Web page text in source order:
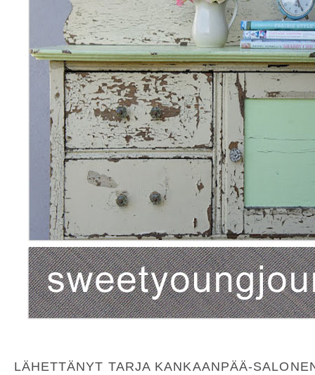
LÄHETTÄNYT TARJA KANKAANPÄÄ-